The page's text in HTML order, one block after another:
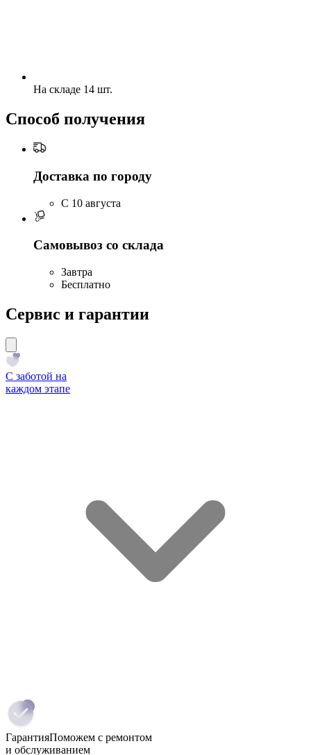
На складе 14 шт.
Способ получения
Доставка по городу
C 10 августа
Самовывоз со склада
Завтра
Бесплатно
Сервис и гарантии
С заботой на
каждом этапе
ГарантияПоможем с ремонтом
и обслуживанием